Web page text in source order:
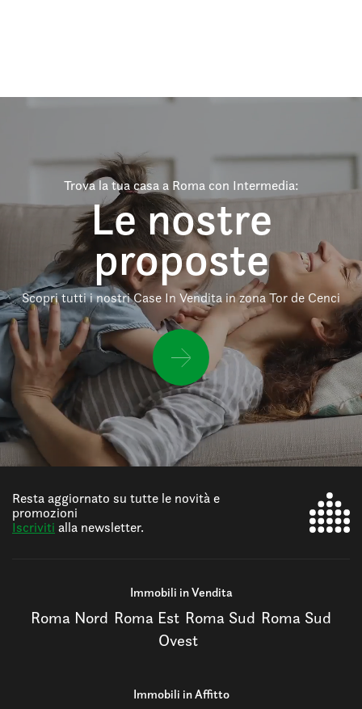
Trova la tua casa a Roma con Intermedia:
Le nostre
proposte
Scopri tutti i nostri Case In Vendita in zona Tor de Cenci
Resta aggiornato su tutte le novità e
promozioni
Iscriviti alla newsletter.
Immobili in Vendita
Roma Nord Roma Est Roma Sud Roma Sud
Ovest
Immobili in Affitto